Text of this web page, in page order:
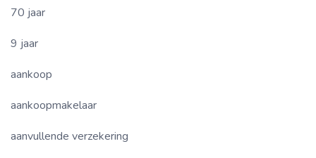
70 jaar
9 jaar
aankoop
aankoopmakelaar
aanvullende verzekering